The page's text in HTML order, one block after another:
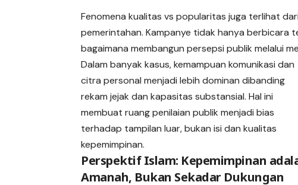
Fenomena kualitas vs popularitas juga terlihat
pemerintahan. Kampanye tidak hanya berbicara
bagaimana membangun persepsi publik melalui
Dalam banyak kasus, kemampuan komunikasi dan
citra personal menjadi lebih dominan dibanding
rekam jejak dan kapasitas substansial. Hal ini
membuat ruang penilaian publik menjadi bias
terhadap tampilan luar, bukan isi dan kualitas
kepemimpinan.
Perspektif Islam: Kepemimpinan
Amanah, Bukan Sekadar Dukungan